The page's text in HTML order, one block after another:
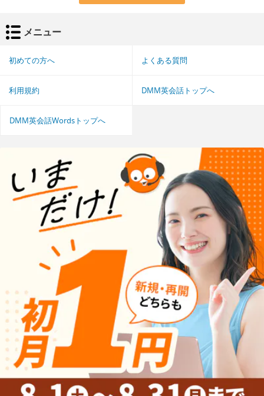
メニュー
初めての方へ よくある質問
利用規約 DMM英会話トップへ
DMM英会話Wordsトップへ